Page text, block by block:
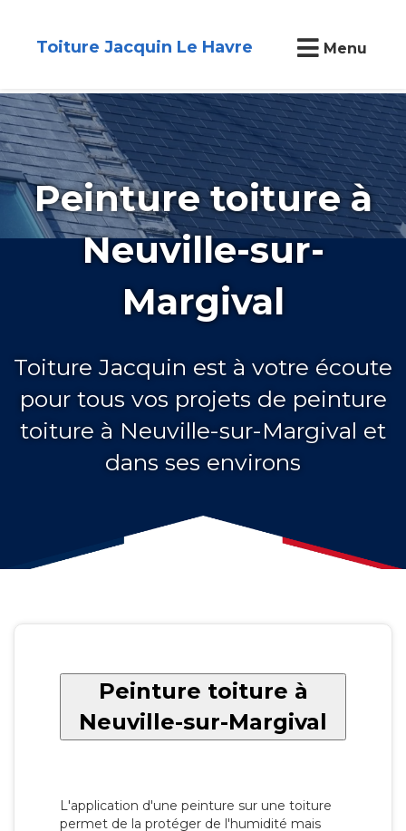
Toiture Jacquin Le Havre Menu
Peinture toiture à
Neuville-sur-
Margival
Toiture Jacquin est à votre écoute
pour tous vos projets de peinture
toiture à Neuville-sur-Margival et
dans ses environs
Peinture toiture à
Neuville-sur-Margival
L'application d'une peinture sur une toiture
permet de la protéger de l'humidité mais